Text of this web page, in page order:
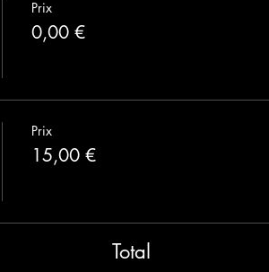
Prix
0,00 €
Prix
15,00 €
Total